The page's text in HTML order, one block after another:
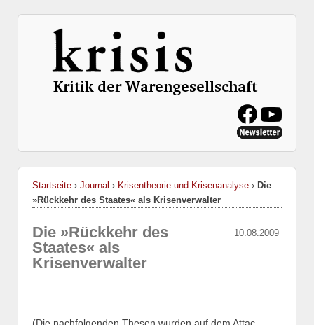
Startseite › Journal › Krisentheorie und Krisenanalyse › Die
»Rückkehr des Staates« als Krisenverwalter
10.08.2009
Die »Rückkehr des
Staates« als
Krisenverwalter